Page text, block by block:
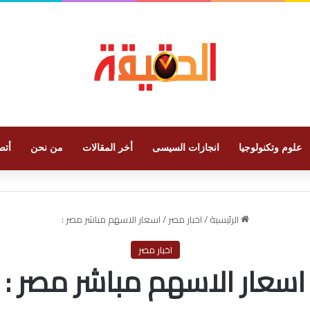
علوم وتكنولوجيا انجازات السيسى أخر المقالات من نحن
الرئيسية/اخبار مصر/اسعار الاسهم مباشر مصر :
اخبار مصر
اسعار الاسهم مباشر مصر :